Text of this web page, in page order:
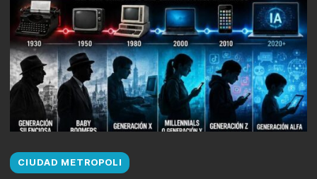
CIUDAD METROPOLI